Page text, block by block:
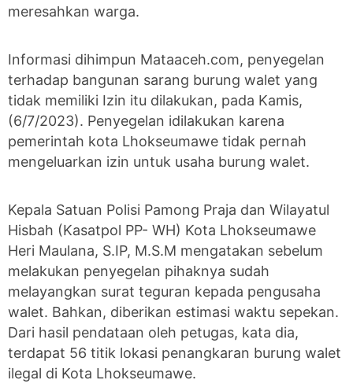
meresahkan warga.
Informasi dihimpun Mataaceh.com, penyegelan
terhadap bangunan sarang burung walet yang
tidak memiliki Izin itu dilakukan, pada Kamis,
(6/7/2023). Penyegelan idilakukan karena
pemerintah kota Lhokseumawe tidak pernah
mengeluarkan izin untuk usaha burung walet.
Kepala Satuan Polisi Pamong Praja dan Wilayatul
Hisbah (Kasatpol PP- WH) Kota Lhokseumawe
Heri Maulana, S.IP, M.S.M mengatakan sebelum
melakukan penyegelan pihaknya sudah
melayangkan surat teguran kepada pengusaha
walet. Bahkan, diberikan estimasi waktu sepekan.
Dari hasil pendataan oleh petugas, kata dia,
terdapat 56 titik lokasi penangkaran burung walet
ilegal di Kota Lhokseumawe.